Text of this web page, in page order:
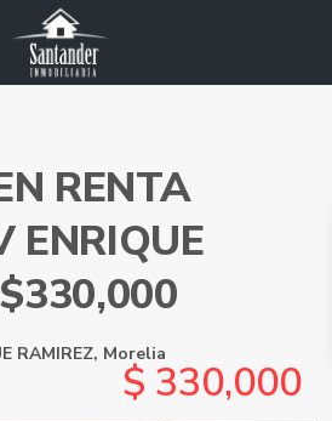
RENTA
ENRIQUE
RAMIREZ, Morelia
$ 330,000